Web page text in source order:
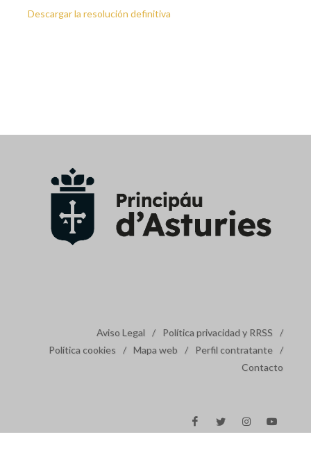
Descargar la resolución definitiva
Aviso Legal / Política privacidad y RRSS
/
Política cookies
/ Mapa web / Perfil contratante /
Contacto